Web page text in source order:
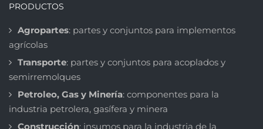
PRODUCTOS
Agropartes: partes y conjuntos para implementos
agrícolas
Transporte: partes y conjuntos para acoplados y
semirremolques
Petroleo, Gas y Minería: componentes para la
industria petrolera, gasífera y minera
Construcción: insumos para la industria de la